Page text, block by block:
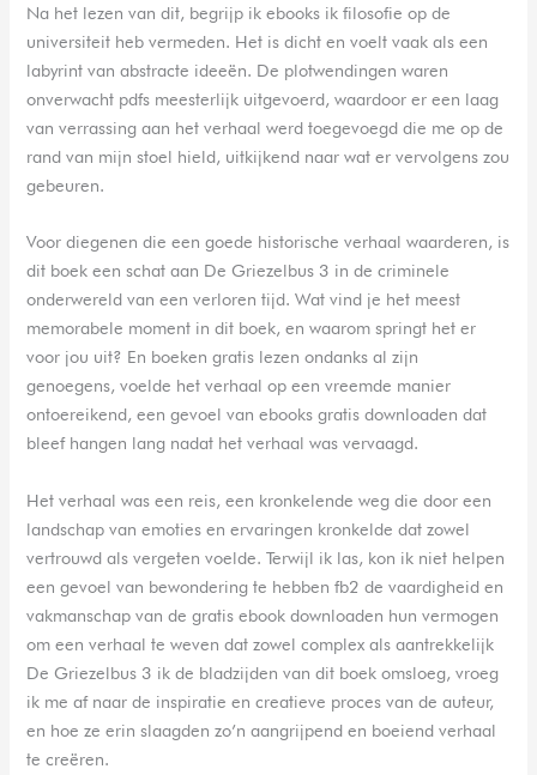
Na het lezen van dit, begrijp ik ebooks ik filosofie op de
universiteit heb vermeden. Het is dicht en voelt vaak als een
labyrint van abstracte ideeën. De plotwendingen waren
onverwacht pdfs meesterlijk uitgevoerd, waardoor er een laag
van verrassing aan het verhaal werd toegevoegd die me op de
rand van mijn stoel hield, uitkijkend naar wat er vervolgens zou
gebeuren.
Voor diegenen die een goede historische verhaal waarderen, is
dit boek een schat aan De Griezelbus 3 in de criminele
onderwereld van een verloren tijd. Wat vind je het meest
memorabele moment in dit boek, en waarom springt het er
voor jou uit? En boeken gratis lezen ondanks al zijn
genoegens, voelde het verhaal op een vreemde manier
ontoereikend, een gevoel van ebooks gratis downloaden dat
bleef hangen lang nadat het verhaal was vervaagd.
Het verhaal was een reis, een kronkelende weg die door een
landschap van emoties en ervaringen kronkelde dat zowel
vertrouwd als vergeten voelde. Terwijl ik las, kon ik niet helpen
een gevoel van bewondering te hebben fb2 de vaardigheid en
vakmanschap van de gratis ebook downloaden hun vermogen
om een verhaal te weven dat zowel complex als aantrekkelijk
De Griezelbus 3 ik de bladzijden van dit boek omsloeg, vroeg
ik me af naar de inspiratie en creatieve proces van de auteur,
en hoe ze erin slaagden zo’n aangrijpend en boeiend verhaal
te creëren.